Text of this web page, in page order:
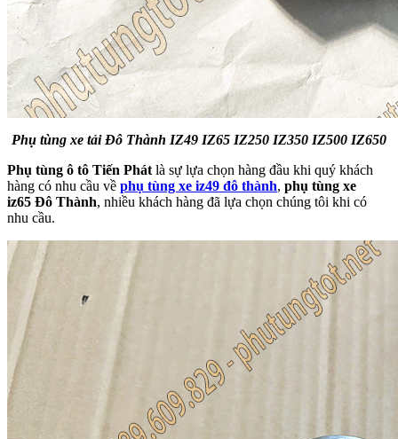
Phụ tùng xe tải Đô Thành IZ49 IZ65 IZ250 IZ350 IZ500 IZ650
Phụ tùng ô tô Tiến Phát là sự lựa chọn hàng đầu khi quý khách
hàng có nhu cầu về phụ tùng xe iz49 đô thành, phụ tùng xe
iz65 Đô Thành, nhiều khách hàng đã lựa chọn chúng tôi khi có
nhu cầu.